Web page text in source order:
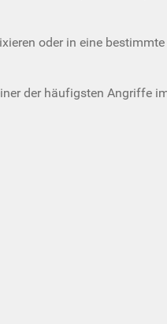
oder in eine
der häufigsten Angriffe